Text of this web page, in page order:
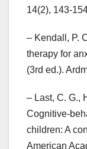
14(2), 143-
– Kendall, P.
therapy for
(3rd ed.).
– Last, C. G.,
Cognitive-
children: A
American